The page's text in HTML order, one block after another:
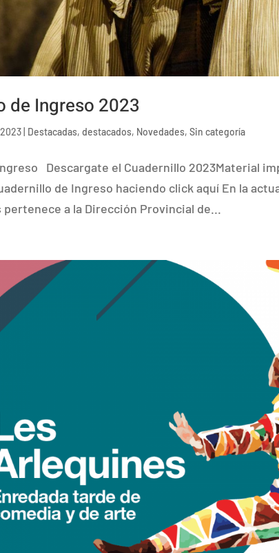
de Ingreso 2023
Destacadas,destacados, Novedades,Sin categoría
Descargate el Cuadernillo 2023Material
de Ingreso haciendo click aquí En la
a la Dirección Provincial de...